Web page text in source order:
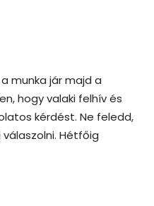
munka jár majd a
hogy valaki felhív és
kérdést. Ne feledd,
Hétfőig